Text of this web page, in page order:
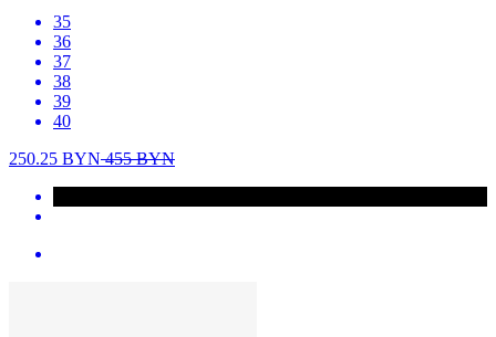
35
36
37
38
39
40
250.25 BYN455BYN